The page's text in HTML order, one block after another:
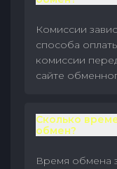
Комиссии
способа
комиссии
сайте
Сколько
обмен?
Время обмена